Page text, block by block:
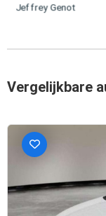
Jeffrey Genot
Vergelijkbare